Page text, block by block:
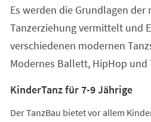
Es werden die Grundlagen der
Tanzerziehung vermittelt und
verschiedenen modernen
Modernes Ballett, HipHop und
KinderTanz für 7-9 Jährige
Der TanzBau bietet vor allem